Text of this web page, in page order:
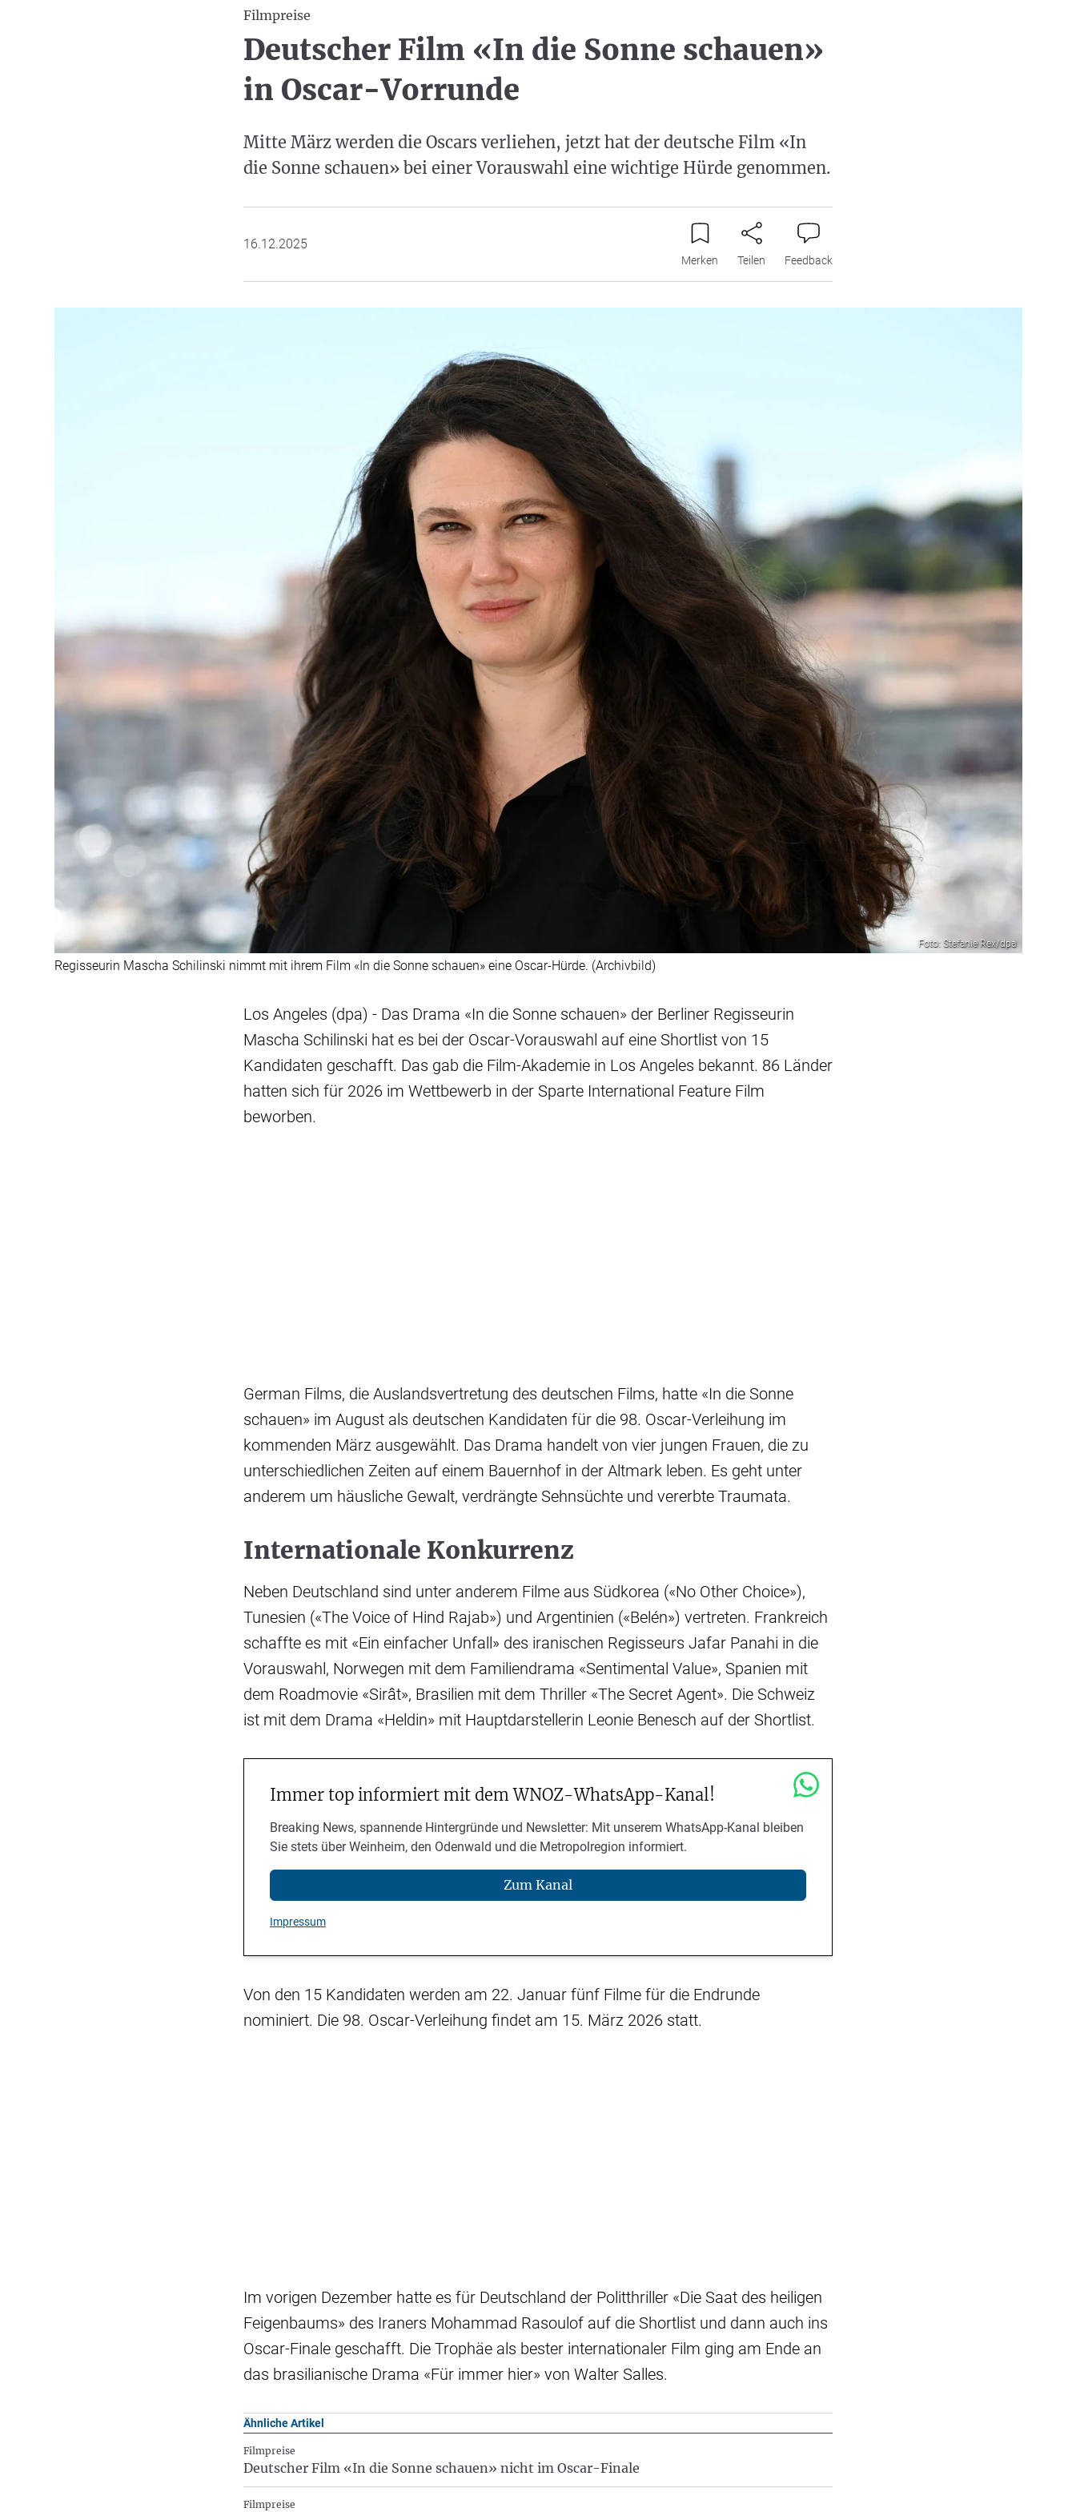
Filmpreise
Deutscher Film «In die Sonne schauen»
in Oscar-Vorrunde
Mitte März werden die Oscars verliehen, jetzt hat der deutsche Film «In
die Sonne schauen» bei einer Vorauswahl eine wichtige Hürde genommen.
16.12.2025
Merken Teilen Feedback
Foto: Stefanie Rex/dpa
Regisseurin Mascha Schilinski nimmt mit ihrem Film «In die Sonne schauen» eine Oscar-Hürde. (Archivbild)
Los Angeles (dpa) - Das Drama «In die Sonne schauen» der Berliner Regisseurin
Mascha Schilinski hat es bei der Oscar-Vorauswahl auf eine Shortlist von 15
Kandidaten geschafft. Das gab die Film-Akademie in Los Angeles bekannt. 86 Länder
hatten sich für 2026 im Wettbewerb in der Sparte International Feature Film
beworben.
German Films, die Auslandsvertretung des deutschen Films, hatte «In die Sonne
schauen» im August als deutschen Kandidaten für die 98. Oscar-Verleihung im
kommenden März ausgewählt. Das Drama handelt von vier jungen Frauen, die zu
unterschiedlichen Zeiten auf einem Bauernhof in der Altmark leben. Es geht unter
anderem um häusliche Gewalt, verdrängte Sehnsüchte und vererbte Traumata.
Internationale Konkurrenz
Neben Deutschland sind unter anderem Filme aus Südkorea («No Other Choice»),
Tunesien («The Voice of Hind Rajab») und Argentinien («Belén») vertreten. Frankreich
schaffte es mit «Ein einfacher Unfall» des iranischen Regisseurs Jafar Panahi in die
Vorauswahl, Norwegen mit dem Familiendrama «Sentimental Value», Spanien mit
dem Roadmovie «Sirât», Brasilien mit dem Thriller «The Secret Agent». Die Schweiz
ist mit dem Drama «Heldin» mit Hauptdarstellerin Leonie Benesch auf der Shortlist.
Immer top informiert mit dem WNOZ-WhatsApp-Kanal!
Breaking News, spannende Hintergründe und Newsletter: Mit unserem WhatsApp-Kanal bleiben
Sie stets über Weinheim, den Odenwald und die Metropolregion informiert.
Zum Kanal
Impressum
Von den 15 Kandidaten werden am 22. Januar fünf Filme für die Endrunde
nominiert. Die 98. Oscar-Verleihung findet am 15. März 2026 statt.
Im vorigen Dezember hatte es für Deutschland der Politthriller «Die Saat des heiligen
Feigenbaums» des Iraners Mohammad Rasoulof auf die Shortlist und dann auch ins
Oscar-Finale geschafft. Die Trophäe als bester internationaler Film ging am Ende an
das brasilianische Drama «Für immer hier» von Walter Salles.
Ähnliche Artikel
Filmpreise
Deutscher Film «In die Sonne schauen» nicht im Oscar-Finale
Filmpreise